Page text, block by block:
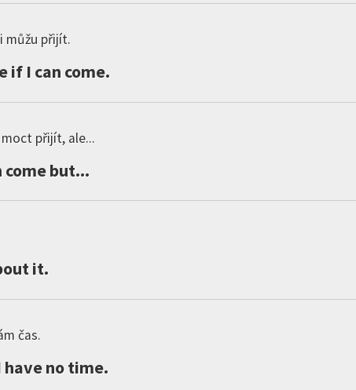
můžu přijít.
if I can come.
přijít, ale...
comebut...
it.
čas.
havenotime.